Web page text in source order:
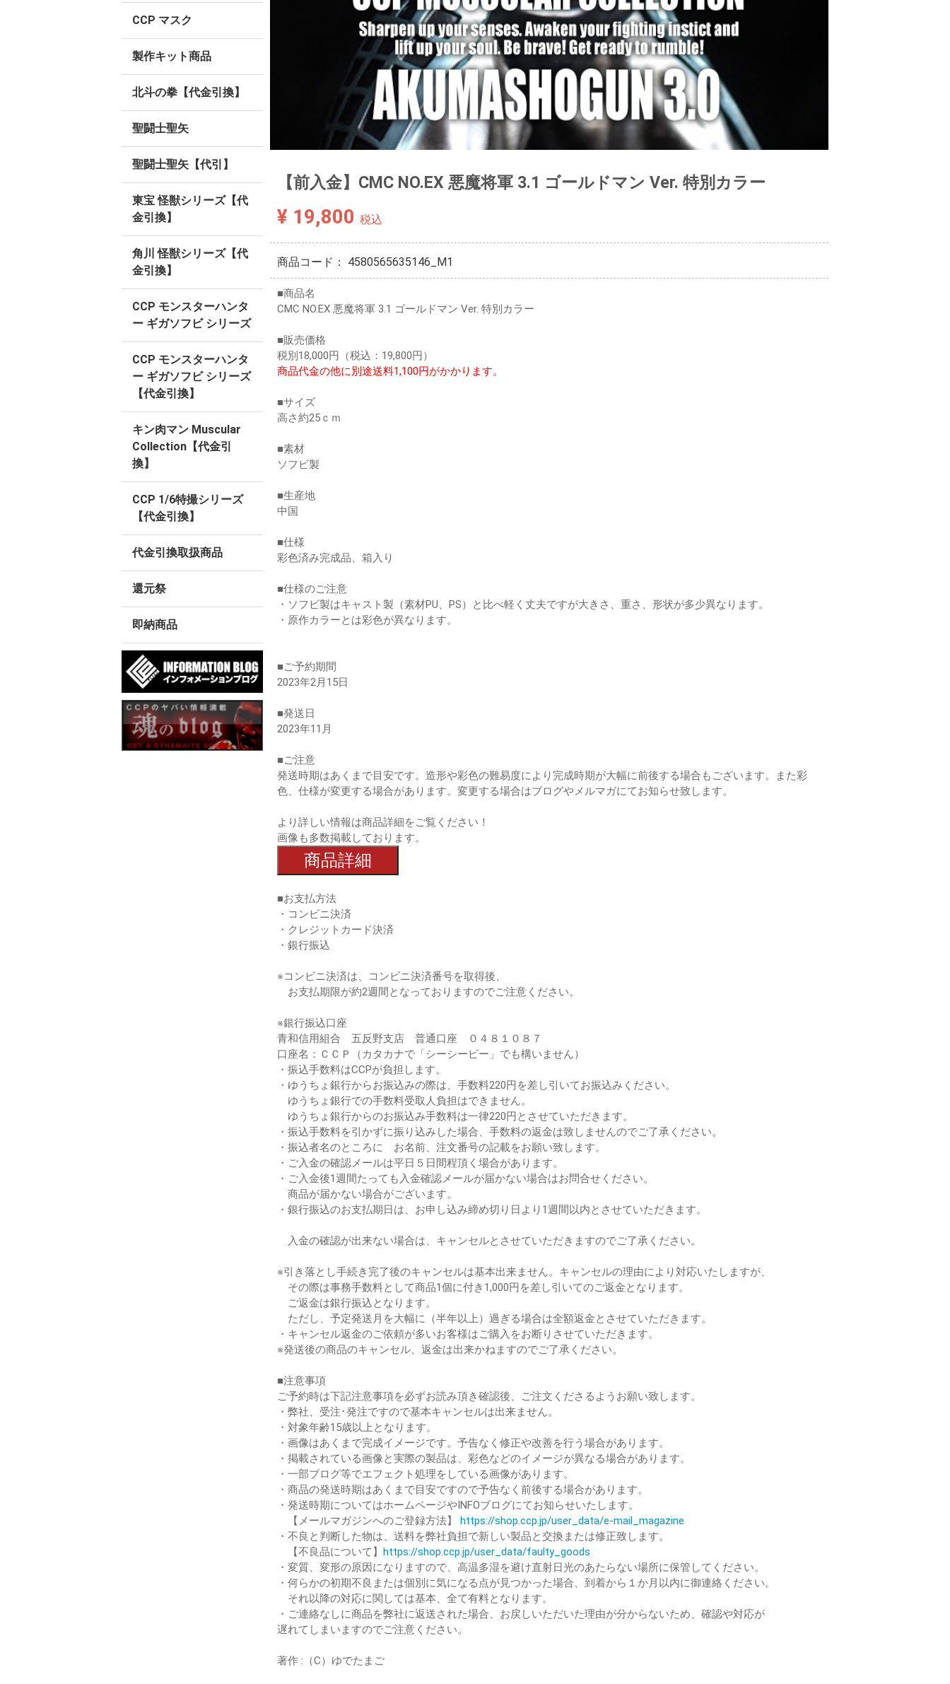
【前入金】CMC NO.EX 悪魔将軍 3.1 ゴールドマン Ver. 特別カラー
¥ 19,800 税込
商品コード： 4580565635146_M1
■商品名
CMC NO.EX 悪魔将軍 3.1 ゴールドマン Ver. 特別カラー
■販売価格
税別18,000円（税込：19,800円）
商品代金の他に別途送料1,100円がかかります。
■サイズ
高さ約25ｃｍ
■素材
ソフビ製
■生産地
中国
■仕様
彩色済み完成品、箱入り
■仕様のご注意
・ソフビ製はキャスト製（素材PU、PS）と比べ軽く丈夫ですが大きさ、重さ、形状が多少異なります。
・原作カラーとは彩色が異なります。
■ご予約期間
2023年2月15日
■発送日
2023年11月
■ご注意
発送時期はあくまで目安です。造形や彩色の難易度により完成時期が大幅に前後する場合もございます。また彩
色、仕様が変更する場合があります。変更する場合はブログやメルマガにてお知らせ致します。
より詳しい情報は商品詳細をご覧ください！
画像も多数掲載しております。
商品詳細
■お支払方法
・コンビニ決済
・クレジットカード決済
・銀行振込
※コンビニ決済は、コンビニ決済番号を取得後、
お支払期限が約2週間となっておりますのでご注意ください。
※銀行振込口座
青和信用組合 五反野支店 普通口座 ０４８１０８７
口座名：ＣＣＰ（カタカナで「シーシーピー」でも構いません）
・振込手数料はCCPが負担します。
・ゆうちょ銀行からお振込みの際は、手数料220円を差し引いてお振込みください。
ゆうちょ銀行での手数料受取人負担はできません。
ゆうちょ銀行からのお振込み手数料は一律220円とさせていただきます。
・振込手数料を引かずに振り込みした場合、手数料の返金は致しませんのでご了承ください。
・振込者名のところに お名前、注文番号の記載をお願い致します。
・ご入金の確認メールは平日５日間程頂く場合があります。
・ご入金後1週間たっても入金確認メールが届かない場合はお問合せください。
商品が届かない場合がございます。
・銀行振込のお支払期日は、お申し込み締め切り日より1週間以内とさせていただきます。
入金の確認が出来ない場合は、キャンセルとさせていただきますのでご了承ください。
※引き落とし手続き完了後のキャンセルは基本出来ません。キャンセルの理由により対応いたしますが、
その際は事務手数料として商品1個に付き1,000円を差し引いてのご返金となります。
ご返金は銀行振込となります。
ただし、予定発送月を大幅に（半年以上）過ぎる場合は全額返金とさせていただきます。
・キャンセル返金のご依頼が多いお客様はご購入をお断りさせていただきます。
※発送後の商品のキャンセル、返金は出来かねますのでご了承ください。
■注意事項
ご予約時は下記注意事項を必ずお読み頂き確認後、ご注文くださるようお願い致します。
・弊社、受注･発注ですので基本キャンセルは出来ません。
・対象年齢15歳以上となります。
・画像はあくまで完成イメージです。予告なく修正や改善を行う場合があります。
・掲載されている画像と実際の製品は、彩色などのイメージが異なる場合があります。
・一部ブログ等でエフェクト処理をしている画像があります。
・商品の発送時期はあくまで目安ですので予告なく前後する場合があります。
・発送時期についてはホームページやINFOブログにてお知らせいたします。
【メールマガジンへのご登録方法】 https://shop.ccp.jp/user_data/e-mail_magazine
・不良と判断した物は、送料を弊社負担で新しい製品と交換または修正致します。
【不良品について】 https://shop.ccp.jp/user_data/faulty_goods
・変質、変形の原因になりますので、高温多湿を避け直射日光のあたらない場所に保管してください。
・何らかの初期不良または個別に気になる点が見つかった場合、到着から１か月以内に御連絡ください。
それ以降の対応に関しては基本、全て有料となります。
・ご連絡なしに商品を弊社に返送された場合、お戻しいただいた理由が分からないため、確認や対応が
遅れてしまいますのでご注意ください。
著作 :（C）ゆでたまご
CCP マスク
製作キット商品
北斗の拳【代金引換】
聖闘士聖矢
聖闘士聖矢【代引】
東宝 怪獣シリーズ【代
金引換】
角川 怪獣シリーズ【代
金引換】
CCP モンスターハンタ
ー ギガソフビ シリーズ
CCP モンスターハンタ
ー ギガソフビ シリーズ
【代金引換】
キン肉マン Muscular
Collection【代金引
換】
CCP 1/6特撮シリーズ
【代金引換】
代金引換取扱商品
還元祭
即納商品